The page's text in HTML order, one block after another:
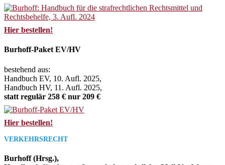
Hier bestellen!
Burhoff-Paket EV/HV
bestehend aus:
Handbuch EV, 10. Aufl. 2025,
Handbuch HV, 11. Aufl. 2025,
statt regulär 258 € nur 209 €
Hier bestellen!
VERKEHRSRECHT
Burhoff (Hrsg.),